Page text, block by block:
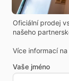
Oficiální prodej
našeho
Více informací na
Vaše jméno